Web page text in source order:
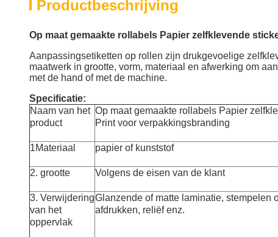
Productbeschrijving
Op maat gemaakte rollabels Papier zelfklevende
Aanpassingsetiketten op rollen zijn drukgevoelige
maatwerk in grootte, vorm, materiaal en afwerking om
met de hand of met de machine.
Specificatie:
Naam van het
product
Op maat gemaakte rollabels Papier
Print voor verpakkingsbranding
1Materiaal papier of kunststof
2. grootte Volgens de eisen van de klant
3. Verwijdering
van het
oppervlak
Glanzende of matte lamina­tie, stempelen
afdrukken, reliëf enz.